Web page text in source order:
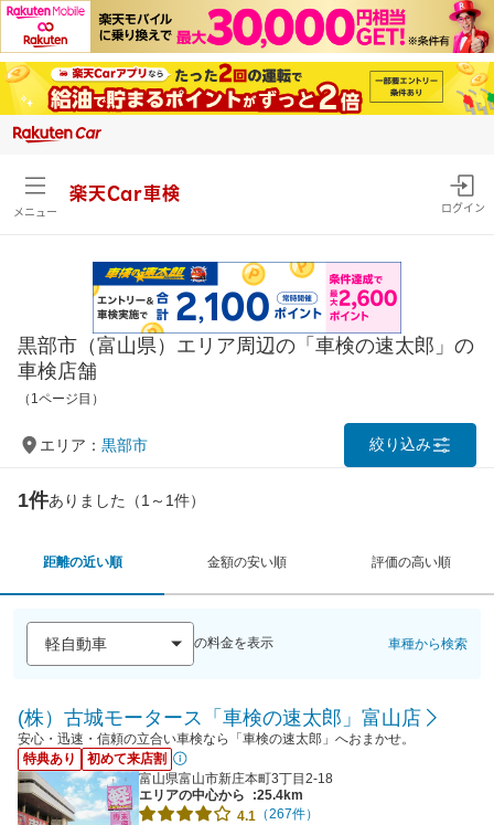
メニュー
楽天Car車検
ログイン
黒部市（富山県）エリア周辺の「車検の速太郎」の
車検店舗
（1ページ目）
エリア： 黒部市 絞り込み
1件ありました（1～1件）
距離の近い順 金額の安い順 評価の高い順
の料金を表示 車種から検索
(株）古城モータース「車検の速太郎」富山店
安心・迅速・信頼の立合い車検なら「車検の速太郎」へおまかせ。
特典あり
初めて来店割
富山県富山市新庄本町3丁目2-18
エリアの中心から
:25.4km
4.1 （267件）